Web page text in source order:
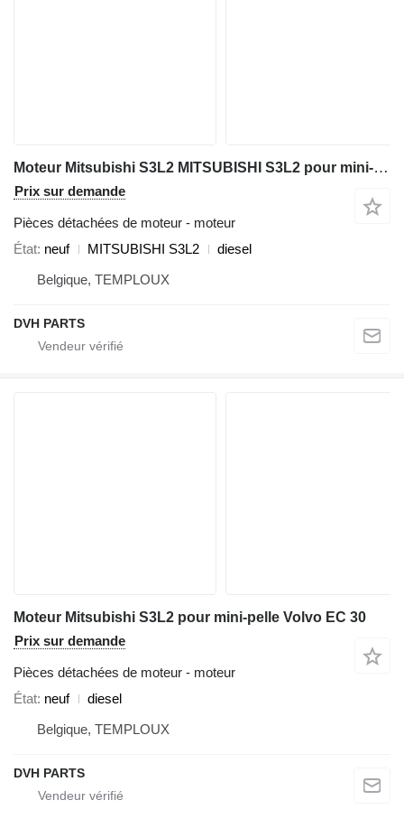
Moteur Mitsubishi S3L2 MITSUBISHI S3L2 pour mini-pelle Volvo EC25
Prix sur demande
Pièces détachées de moteur - moteur
État neuf MITSUBISHI S3L2
diesel
Belgique, TEMPLOUX
DVH PARTS
Moteur Mitsubishi S3L2 pour mini-pelle Volvo EC 30
Prix sur demande
Pièces détachées de moteur - moteur
État neuf
diesel
Belgique, TEMPLOUX
DVH PARTS